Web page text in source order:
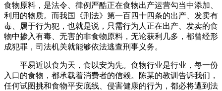
食物原料，是法令、律例严酷正在食物出产运营勾当中添加、
利用的物质。而我国《刑法》第一百四十四条的出产、发卖有
毒、属于行为犯，也就是说，只需行为人正在出产、发卖的食
物中掺入有毒、无害的非食物原料，无论获利几多，都曾经形
成犯罪，司法机关就能够依法逃查刑事义务。
平易近以食为天，食以安为先。食物行业是行业，每一份
入口的食物，都承载着消费者的信赖。陈某的教训告诉我们，
任何试图挑和食物平安底线、侵害健康的行为，都必将遭到法